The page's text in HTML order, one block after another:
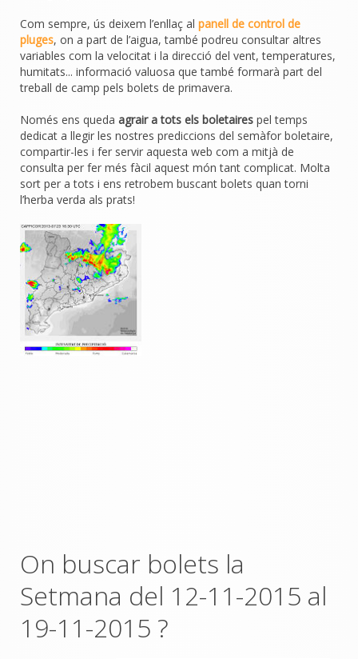
Com sempre, ús deixem l’enllaç al panell de control de
pluges, on a part de l’aigua, també podreu consultar altres
variables com la velocitat i la direcció del vent, temperatures,
humitats... informació valuosa que també formarà part del
treball de camp pels bolets de primavera.
Només ens queda agrair a tots els boletaires pel temps
dedicat a llegir les nostres prediccions del semàfor boletaire,
compartir-les i fer servir aquesta web com a mitjà de
consulta per fer més fàcil aquest món tant complicat. Molta
sort per a tots i ens retrobem buscant bolets quan torni
l’herba verda als prats!
On buscar bolets la
Setmana del 12-11-2015 al
19-11-2015 ?